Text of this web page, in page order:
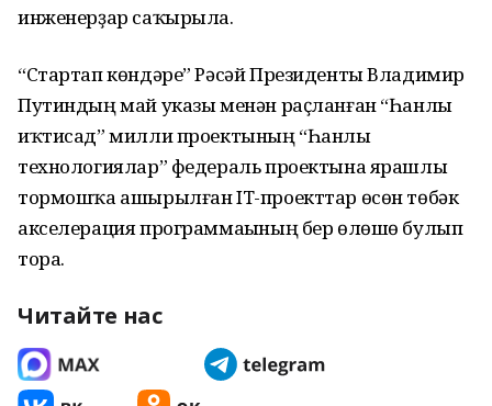
инженерҙар саҡырыла.
“Стартап көндәре” Рәсәй Президенты Владимир
Путиндың май указы менән раҫланған “Һанлы
иҡтисад” милли проектының “Һанлы
технологиялар” федераль проектына ярашлы
тормошҡа ашырылған IT-проекттар өсөн төбәк
акселерация программаһының бер өлөшө булып
тора.
Читайте нас